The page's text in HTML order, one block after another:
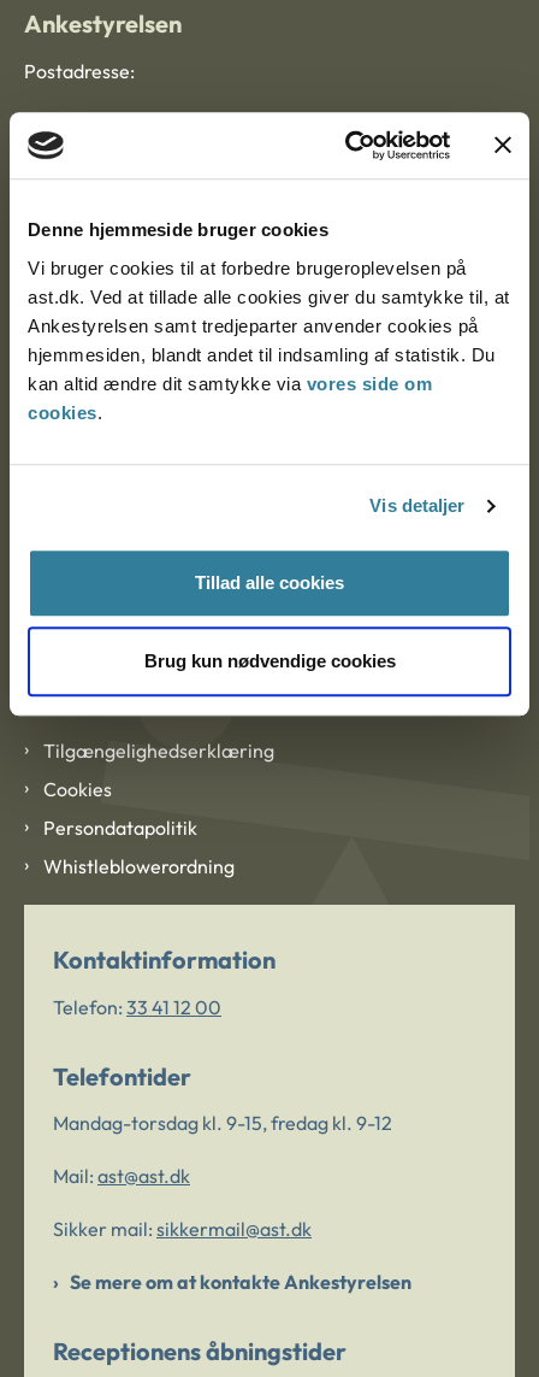
Denne hjemmeside bruger cookies
Vi bruger cookies til at forbedre brugeroplevelsen på
ast.dk. Ved at tillade alle cookies giver du samtykke til, at
Ankestyrelsen samt tredjeparter anvender cookies på
hjemmesiden, blandt andet til indsamling af statistik. Du
kan altid ændre dit samtykke via vores side om
cookies.
Vis detaljer
Tillad alle cookies
Brug kun nødvendige cookies
Ankestyrelsen
Postadresse:
9000 Aalborg
Ankestyrelsen Aalborg
Ankestyrelsen København
EAN: 57 98 000 35 48 21
Om Ankestyrelsen
Blanketter og kontaktformularer
Links
Tilgængelighedserklæring
Cookies
Persondatapolitik
Whistleblowerordning
Kontaktinformation
Telefon: 33 41 12 00
Telefontider
Mandag-torsdag kl. 9-15, fredag kl. 9-12
Mail: ast@ast.dk
Sikker mail: sikkermail@ast.dk
Se mere om at kontakte Ankestyrelsen
Receptionens åbningstider